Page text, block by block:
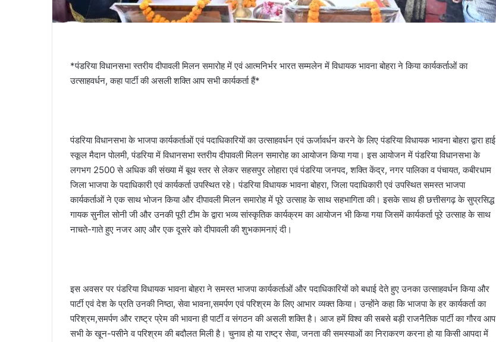
*पंडरिया विधानसभा स्तरीय दीपावली मिलन समारोह में एवं आत्मनिर्भर भारत सम्मलेन में विधायक भावना बोहरा ने किया कार्यकर्ताओं का
उत्साहवर्धन, कहा पार्टी की असली शक्ति आप सभी कार्यकर्ता हैं*
पंडरिया विधानसभा के भाजपा कार्यकर्ताओं एवं पदाधिकारियों का उत्साहवर्धन एवं ऊर्जावर्धन करने के लिए पंडरिया विधायक भावना बोहरा द्वारा हाई
स्कूल मैदान पोलमी, पंडरिया में विधानसभा स्तरीय दीपावली मिलन समारोह का आयोजन किया गया। इस आयोजन में पंडरिया विधानसभा के
लगभग 2500 से अधिक की संख्या में बूथ स्तर से लेकर सहसपुर लोहारा एवं पंडरिया जनपद, शक्ति केंद्र, नगर पालिका व पंचायत, कबीरधाम
जिला भाजपा के पदाधिकारी एवं कार्यकर्ता उपस्थित रहे। पंडरिया विधायक भावना बोहरा, जिला पदाधिकारी एवं उपस्थित समस्त भाजपा
कार्यकर्ताओं ने एक साथ भोजन किया और दीपावली मिलन समारोह में पूरे उत्साह के साथ सहभागिता की। इसके साथ ही छत्तीसगढ़ के सुप्रसिद्ध
गायक सुनील सोनी जी और उनकी पूरी टीम के द्वारा भव्य सांस्कृतिक कार्यक्रम का आयोजन भी किया गया जिसमें कार्यकर्ता पूरे उत्साह के साथ
नाचते-गाते हुए नजर आए और एक दूसरे को दीपावली की शुभकामनाएं दी।
इस अवसर पर पंडरिया विधायक भावना बोहरा ने समस्त भाजपा कार्यकर्ताओं और पदाधिकारियों को बधाई देते हुए उनका उत्साहवर्धन किया और
पार्टी एवं देश के प्रति उनकी निष्ठा, सेवा भावना,समर्पण एवं परिश्रम के लिए आभार व्यक्त किया। उन्होंने कहा कि भाजपा के हर कार्यकर्ता का
परिश्रम,समर्पण और राष्ट्र प्रेम की भावना ही पार्टी व संगठन की असली शक्ति है। आज हमें विश्व की सबसे बड़ी राजनैतिक पार्टी का गौरव आप
सभी के खून-पसीने व परिश्रम की बदौलत मिली है। चुनाव हो या राष्ट्र सेवा, जनता की समस्याओं का निराकरण करना हो या किसी आपदा में